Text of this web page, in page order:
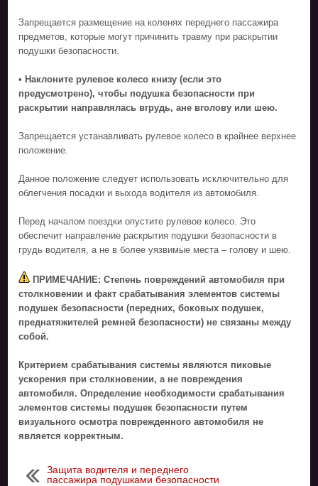
Запрещается размещение на коленях переднего пассажира
предметов, которые могут причинить травму при раскрытии
подушки безопасности.
• Наклоните рулевое колесо книзу (если это
предусмотрено), чтобы подушка безопасности при
раскрытии направлялась вгрудь, ане вголову или шею.
Запрещается устанавливать рулевое колесо в крайнее верхнее
положение.
Данное положение следует использовать исключительно для
облегчения посадки и выхода водителя из автомобиля.
Перед началом поездки опустите рулевое колесо. Это
обеспечит направление раскрытия подушки безопасности в
грудь водителя, а не в более уязвимые места – голову и шею.
ПРИМЕЧАНИЕ: Степень повреждений автомобиля при
столкновении и факт срабатывания элементов системы
подушек безопасности (передних, боковых подушек,
преднатяжителей ремней безопасности) не связаны между
собой.
Критерием срабатывания системы являются пиковые
ускорения при столкновении, а не повреждения
автомобиля. Определение необходимости срабатывания
элементов системы подушек безопасности путем
визуального осмотра поврежденного автомобиля не
является корректным.
Защита водителя и переднего
пассажира подушками безопасности